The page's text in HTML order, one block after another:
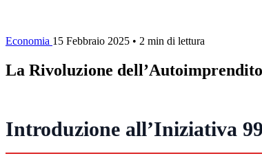
Economia 15 Febbraio 2025 • 2 min di lettura
La Rivoluzione
Introduzione all’Iniziativa